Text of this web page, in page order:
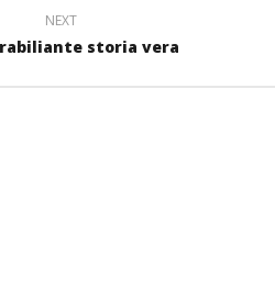
NEXT
storia vera